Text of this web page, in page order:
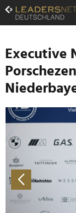
Zum
Inhalt
Zur
Navigation
Zur
Hauptnavigation
Executive